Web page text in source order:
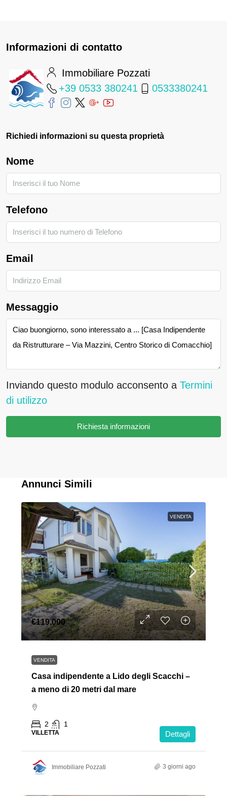
Informazioni di contatto
Immobiliare Pozzati
+39 0533 380241
0533380241
Richiedi informazioni su questa proprietà
Nome
Telefono
Email
Messaggio
Inviando questo modulo acconsento a Termini
di utilizzo
Richiesta informazioni
Annunci Simili
VENDITA
€119,000
VENDITA
Casa indipendente a Lido degli Scacchi –
a meno di 20 metri dal mare
2 1
VILLETTA Dettagli
Immobiliare Pozzati 3 giorni ago